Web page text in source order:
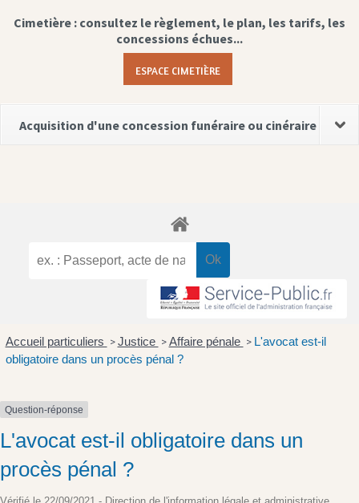
Cimetière : consultez le règlement, le plan, les tarifs, les
concessions échues...
ESPACE CIMETIÈRE
Acquisition d'une concession funéraire ou cinéraire
Accueil particuliers > Justice > Affaire pénale > L'avocat est-il
obligatoire dans un procès pénal ?
Question-réponse
L'avocat est-il obligatoire dans un
procès pénal ?